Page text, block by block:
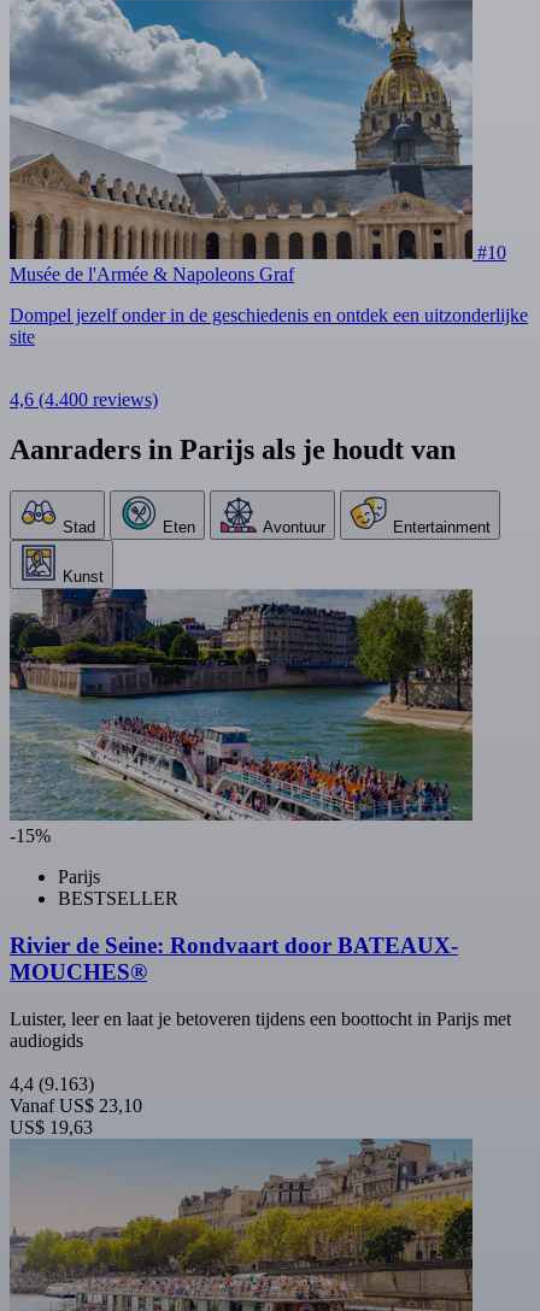
#10
Musée de l'Armée & Napoleons Graf
Dompel jezelf onder in de geschiedenis en ontdek een uitzonderlijke
site
4,6 (4.400 reviews)
Aanraders in Parijs als je houdt van
Stad Eten Avontuur Entertainment
Kunst
-15%
Parijs
BESTSELLER
Rivier de Seine: Rondvaart door BATEAUX-
MOUCHES®
Luister, leer en laat je betoveren tijdens een boottocht in Parijs met
audiogids
4,4 (9.163)
Vanaf US$ 23,10
US$ 19,63